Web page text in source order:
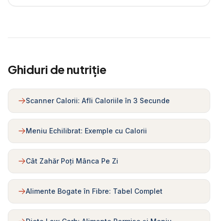
Ghiduri de nutriție
Scanner Calorii: Afli Caloriile în 3 Secunde
Meniu Echilibrat: Exemple cu Calorii
Cât Zahăr Poți Mânca Pe Zi
Alimente Bogate în Fibre: Tabel Complet